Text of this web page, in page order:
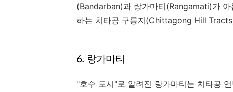
(Bandarban)과 랑가마티(Rangamati)가
하는 치타공 구릉지(Chittagong Hill
6. 랑가마티
"호수 도시"로 알려진 랑가마티는 치타공